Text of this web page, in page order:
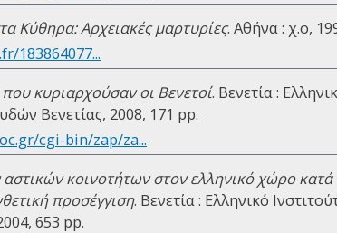
Κύθηρα: Αρχειακές μαρτυρίες. Αθήνα : χ.ο,
183864077...
κυριαρχούσαν οι Βενετοί. Βενετία :
Βενετίας, 2008, 171 pp.
cgi-bin/zap/za...
κοινοτήτων στον ελληνικό χώρο κατά
προσέγγιση. Βενετία : Ελληνικό
653 pp.